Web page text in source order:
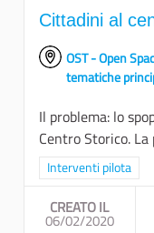
Cittadini al
OST - Open
tematiche
Il problema: lo
Centro Storico.
Filtra i risultati per
Interventi pilota
CREATO IL
06/02/2020